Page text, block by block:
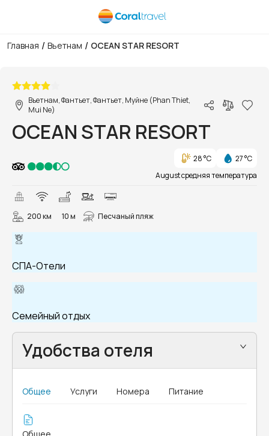
Главная / Вьетнам / OCEAN STAR RESORT
Вьетнам, Фантьет, Фантьет, Муйне (Phan Thiet,
Mui Ne)
OCEAN STAR RESORT
28 °C
27 °C
August средняя температура
200 км 10 м Песчаный пляж
СПА-Отели
Семейный отдых
Удобства отеля
Общее Услуги Номера Питание